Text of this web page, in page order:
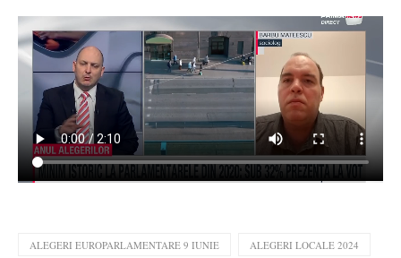
ALEGERI EUROPARLAMENTARE 9 IUNIE ALEGERI LOCALE 2024